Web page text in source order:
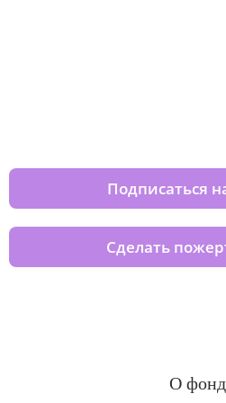
Подписаться
Сделать
О